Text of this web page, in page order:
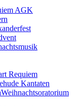
AGK
Requiem
Kantaten